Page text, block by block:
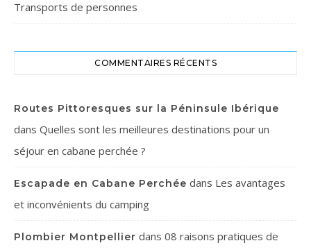
Transports de personnes
COMMENTAIRES RÉCENTS
Routes Pittoresques sur la Péninsule Ibérique
dans Quelles sont les meilleures destinations pour un
séjour en cabane perchée ?
Escapade en Cabane Perchée dans Les avantages
et inconvénients du camping
Plombier Montpellier dans 08 raisons pratiques de